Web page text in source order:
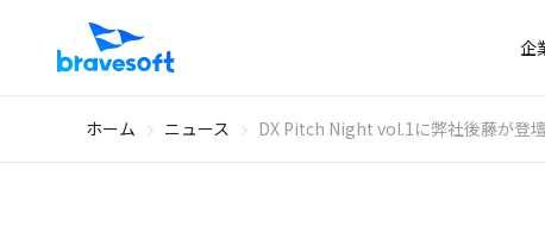
企
ホーム ニュース DX Pitch Night vol.1に弊社後藤が登